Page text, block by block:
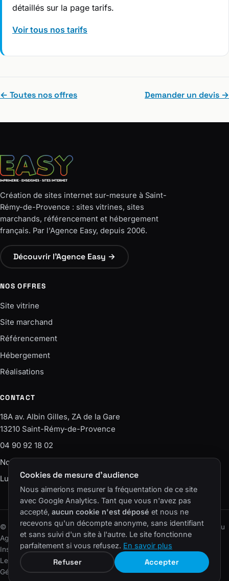
détaillés sur la page tarifs.
Voir tous nos tarifs
← Toutes nos offres Demander un devis →
Création de sites internet sur-mesure à Saint-
Rémy-de-Provence : sites vitrines, sites
marchands, référencement et hébergement
français. Par l'Agence Easy, depuis 2006.
Découvrir l'Agence Easy →
NOS OFFRES
Site vitrine
Site marchand
Référencement
Hébergement
Réalisations
CONTACT
18A av. Albin Gilles, ZA de la Gare
13210 Saint-Rémy-de-Provence
04 90 92 18 02
Nous écrire
Lun–Ven · 9h-12h / 14h-18h
© 2006–2026 SAS Agence EASY – ELS CONSEIL · Un site du réseau
Agence Easy.
InstagramLinkedInFacebookYouTube
Lexique
Plan du site·Mentions légales Confidentialité Cookies
Gérer les cookies
Cookies de mesure d'audience
Nous aimerions mesurer la fréquentation de ce site
avec Google Analytics. Tant que vous n'avez pas
accepté, aucun cookie n'est déposé et nous ne
recevons qu'un décompte anonyme, sans identifiant
et sans suivi d'un site à l'autre. Le site fonctionne
parfaitement si vous refusez. En savoir plus
Refuser Accepter